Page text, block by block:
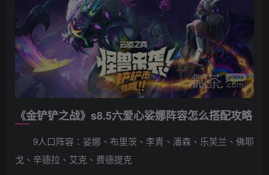
《金铲铲之战》s8.5六爱心娑娜阵容怎么搭配攻略
9人口阵容：娑娜、布里茨、李青、潘森、乐芙兰、佛耶
戈、辛德拉、艾克、费德提克